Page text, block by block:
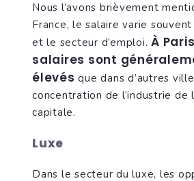
Nous l’avons brièvement
France, le salaire varie
et le secteur d’emploi. À
salaires sont
élevés que dans d’autres
concentration de l’industrie de
capitale.
Luxe
Dans le secteur du luxe, les